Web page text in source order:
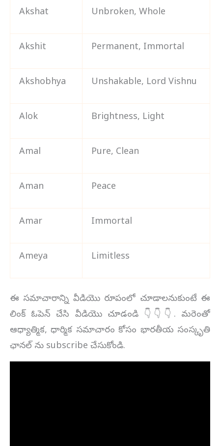
Akshat Unbroken, Whole
Akshit Permanent, Immortal
Akshobhya Unshakable, Lord Vishnu
Alok Brightness, Light
Amal Pure, Clean
Aman Peace
Amar Immortal
Ameya Limitless
ఈ సమాచారాన్ని వీడియొ రూపంలో చూడాలనుకుంటే ఈ
లింక్ ఓపెన్ చేసి వీడియొ చూడండి 👇👇👇. మరెంతో
ఆధ్యాత్మిక, ధార్మిక సమాచారం కోసం భారతీయ సంస్కృతి
ఛానల్ ను subscribe చేసుకోండి.